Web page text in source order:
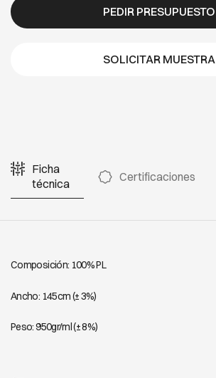
PEDIR PRESUPUESTO
SOLICITAR MUESTRA
Ficha
técnica
Certificaciones
Composición: 100% PL
Ancho: 145cm (± 3%)
Peso: 950gr/ml (± 8%)